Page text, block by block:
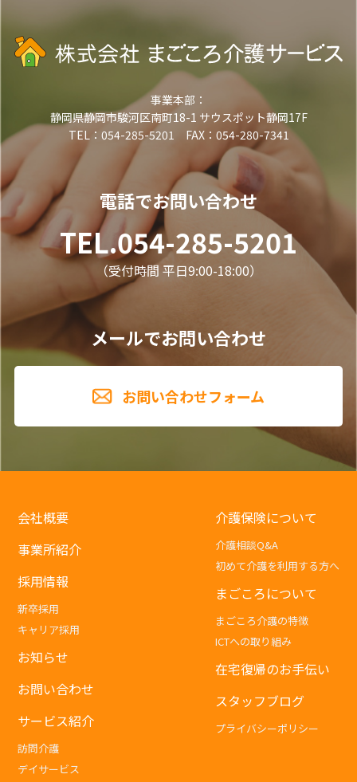
事業本部：
静岡県静岡市駿河区南町18-1 サウスポット静岡17F
TEL：054-285-5201 FAX：054-280-7341
電話でお問い合わせ
TEL.054-285-5201
（受付時間 平日9:00-18:00）
メールでお問い合わせ
お問い合わせフォーム
会社概要
事業所紹介
採用情報
新卒採用
キャリア採用
お知らせ
お問い合わせ
サービス紹介
訪問介護
デイサービス
介護保険について
介護相談Q&A
初めて介護を利用する方へ
まごころについて
まごころ介護の特徴
ICTへの取り組み
在宅復帰のお手伝い
スタッフブログ
プライバシーポリシー